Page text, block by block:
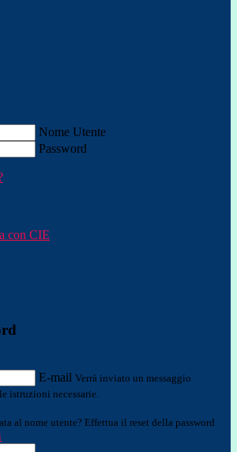
Nome Utente
Password
con CIE
E-mail Verrà inviato un messaggio
istruzioni necessarie.
al nome utente? Effettua il reset della password